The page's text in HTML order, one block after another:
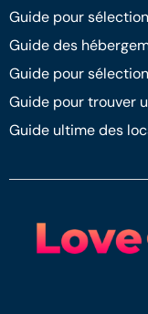
Guide pour
Guide des
Guide pour
Guide pour trouver
Guide ultime des